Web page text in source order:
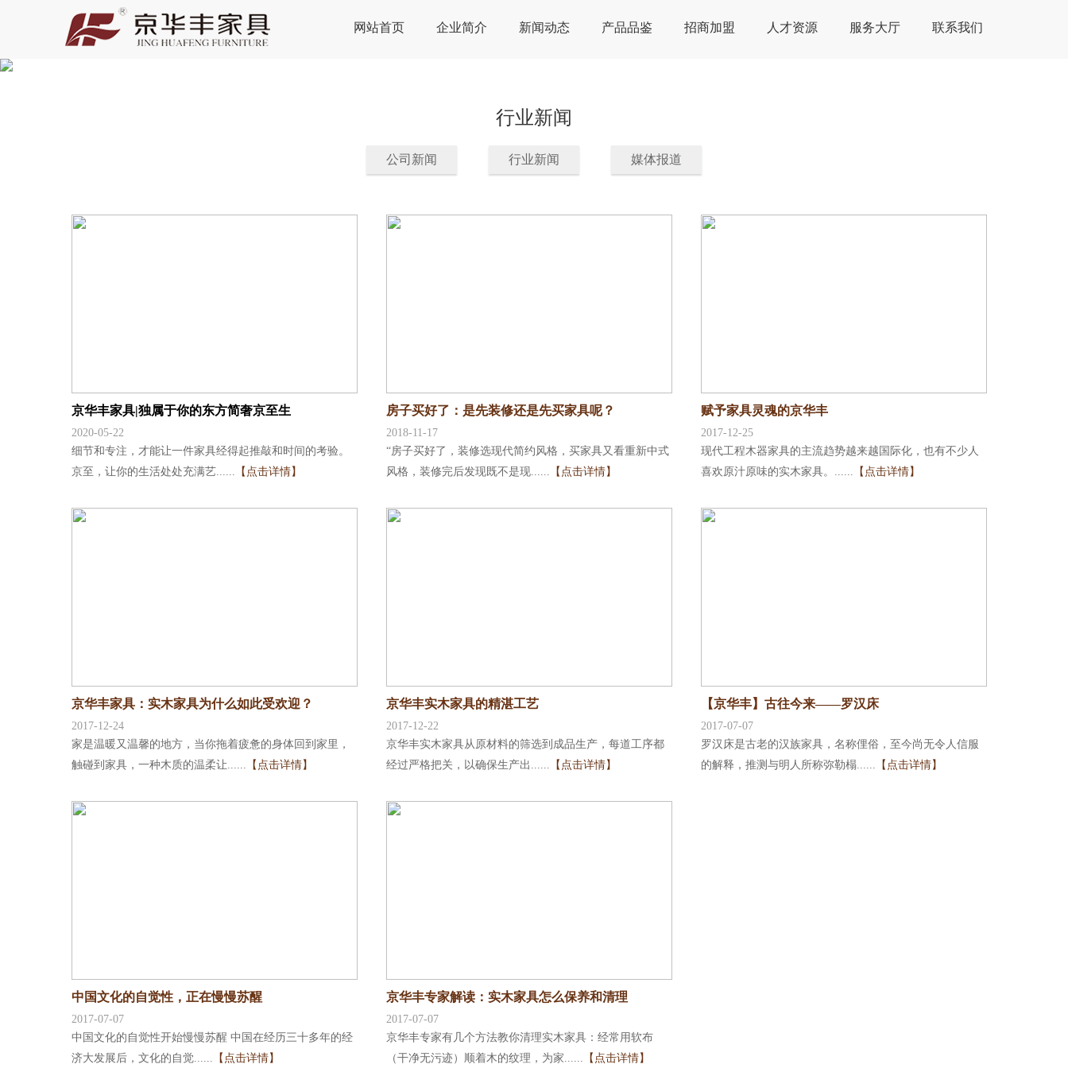
网站首页 企业简介 新闻动态 产品品鉴 招商加盟 人才资源 服务大厅 联系我们
行业新闻
公司新闻 行业新闻 媒体报道
京华丰家具|独属于你的东方简奢京至生
2020-05-22
细节和专注，才能让一件家具经得起推敲和时间的考验。
京至，让你的生活处处充满艺...... 【点击详情】
房子买好了：是先装修还是先买家具呢？
2018-11-17
“房子买好了，装修选现代简约风格，买家具又看重新中式
风格，装修完后发现既不是现...... 【点击详情】
赋予家具灵魂的京华丰
2017-12-25
现代工程木器家具的主流趋势越来越国际化，也有不少人
喜欢原汁原味的实木家具。...... 【点击详情】
京华丰家具：实木家具为什么如此受欢迎？
2017-12-24
家是温暖又温馨的地方，当你拖着疲惫的身体回到家里，
触碰到家具，一种木质的温柔让...... 【点击详情】
京华丰实木家具的精湛工艺
2017-12-22
京华丰实木家具从原材料的筛选到成品生产，每道工序都
经过严格把关，以确保生产出...... 【点击详情】
【京华丰】古往今来——罗汉床
2017-07-07
罗汉床是古老的汉族家具，名称俚俗，至今尚无令人信服
的解释，推测与明人所称弥勒榻...... 【点击详情】
中国文化的自觉性，正在慢慢苏醒
2017-07-07
中国文化的自觉性开始慢慢苏醒 中国在经历三十多年的经
济大发展后，文化的自觉...... 【点击详情】
京华丰专家解读：实木家具怎么保养和清理
2017-07-07
京华丰专家有几个方法教你清理实木家具：经常用软布
（干净无污迹）顺着木的纹理，为家...... 【点击详情】